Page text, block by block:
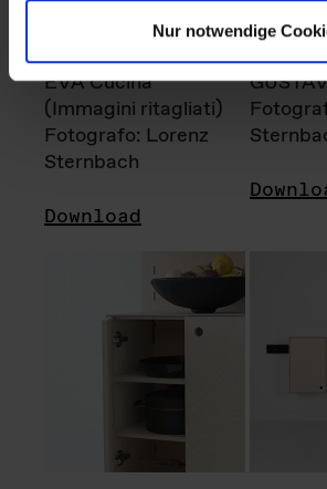
Nur notwendige
EVA Cucina
(Immagini ritagliati)
Fotografo: Lorenz
Sternbach
Download